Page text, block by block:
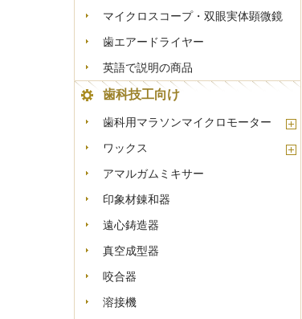
マイクロスコープ・双眼実体顕微鏡
歯エアードライヤー
英語で説明の商品
歯科技工向け
歯科用マラソンマイクロモーター
ワックス
アマルガムミキサー
印象材錬和器
遠心鋳造器
真空成型器
咬合器
溶接機